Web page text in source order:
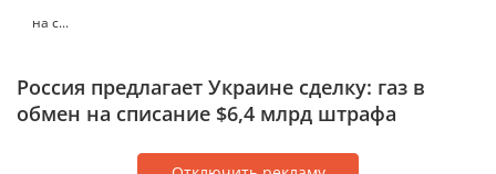
на с...
Россия предлагает Украине сделку: газ в
обмен на списание $6,4 млрд штрафа